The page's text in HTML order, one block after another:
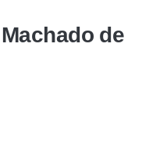
de